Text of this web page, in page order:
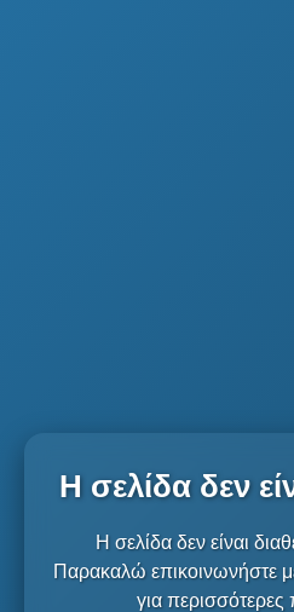
Η σελίδα δεν
Η σελίδα δεν είναι
Παρακαλώ επικοινωνήστε
για περισσότερες